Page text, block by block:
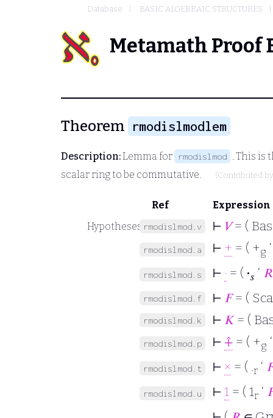
Database BASIC ALGEBRAIC STRUCTURES
Metamath Proof
Theorem rmodislmodlem
Description:Lemma for rmodislmod . This is
scalar ring to be commutative.
(Contributed
Ref
Expression
Hypotheses rmodislmod.v ⊢ 𝑉= (
rmodislmod.a ⊢ + = ( +g
rmodislmod.s ⊢ · = ( ·𝑠 ‘ 𝑅
rmodislmod.f ⊢ 𝐹= (
rmodislmod.k ⊢ 𝐾= (
rmodislmod.p ⊢ ⨣ = ( +g
rmodislmod.t ⊢ × = ( .r ‘
rmodislmod.u ⊢ 1 = ( 1r ‘